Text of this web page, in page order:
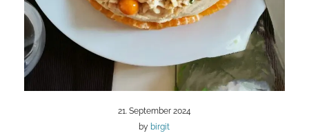
21. September 2024
by birgit